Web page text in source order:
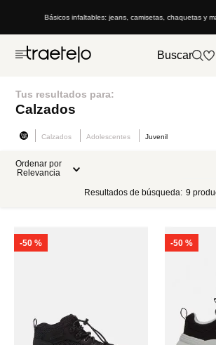
Básicos infaltables: jeans, camisetas, chaquetas y
Buscar
Tus resultados para:
Calzados
Calzados Adolescentes Juvenil
Ordenar por
Relevancia
Resultados de búsqueda: 9
-50 % -50 %